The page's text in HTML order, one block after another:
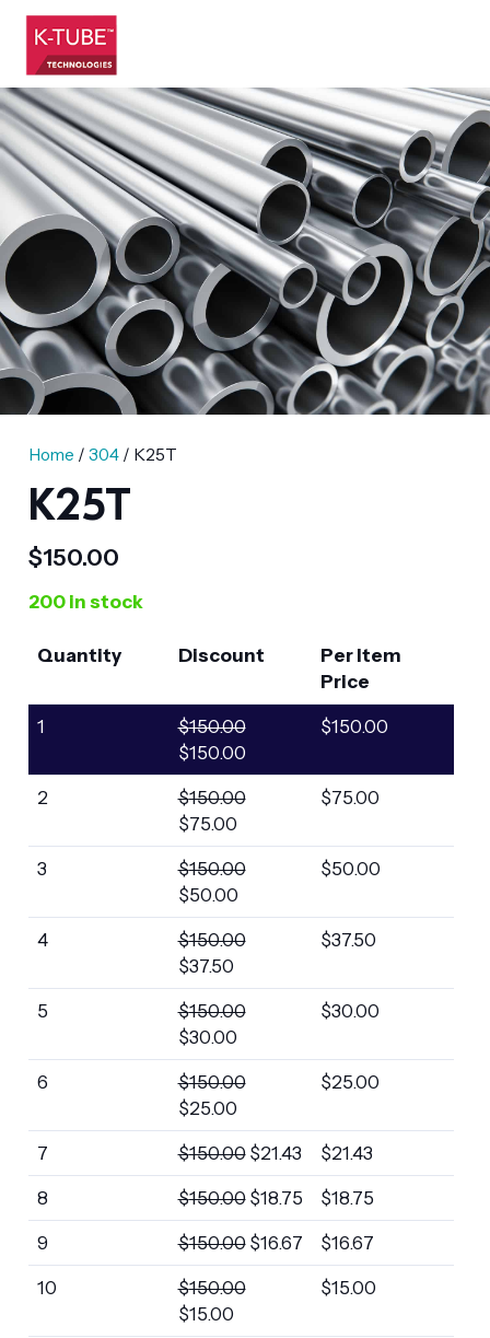
Home / 304/ K25T
K25T
$150.00
200 in stock
Quantity Discount
Per Item
Price
1 $150.00
$150.00
$150.00
2 $150.00
$75.00
$75.00
3 $150.00
$50.00
$50.00
4 $150.00
$37.50
$37.50
5 $150.00
$30.00
$30.00
6 $150.00
$25.00
$25.00
7 $150.00 $21.43 $21.43
8 $150.00 $18.75 $18.75
9 $150.00 $16.67 $16.67
10 $150.00
$15.00
$15.00